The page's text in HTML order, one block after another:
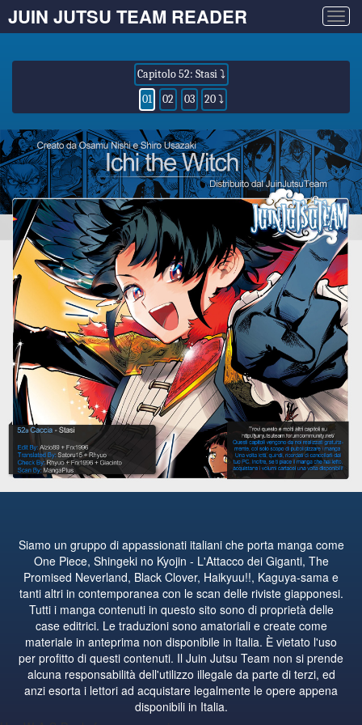
JUIN JUTSU TEAM READER
Capitolo 52: Stasi ⤵
01
02 03 20 ⤵
Siamo un gruppo di appassionati italiani che porta manga come
One Piece, Shingeki no Kyojin - L'Attacco dei Giganti, The
Promised Neverland, Black Clover, Haikyuu!!, Kaguya-sama e
tanti altri in contemporanea con le scan delle riviste giapponesi.
Tutti i manga contenuti in questo sito sono di proprietà delle
case editrici. Le traduzioni sono amatoriali e create come
materiale in anteprima non disponibile in Italia. È vietato l'uso
per profitto di questi contenuti. Il Juin Jutsu Team non si prende
alcuna responsabilità dell'utilizzo illegale da parte di terzi, ed
anzi esorta i lettori ad acquistare legalmente le opere appena
disponibili in Italia.